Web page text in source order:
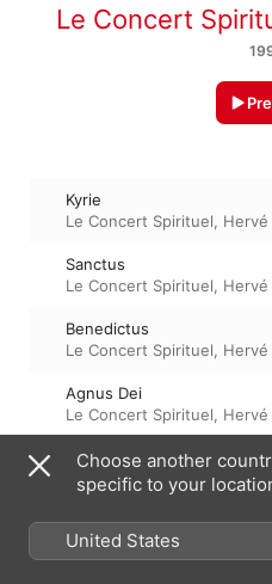
Le Concert
Kyrie
Le Concert Spirituel,
Sanctus
Le Concert Spirituel,
Benedictus
Le Concert Spirituel,
Agnus Dei
Le Concert Spirituel,
June 1, 1993
4 Tracks, 12 minutes
℗ 1993 Naxos
Choose another
specific to your
United States